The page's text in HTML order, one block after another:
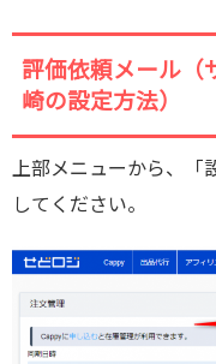
評価依頼メール（
崎の設定方法）
上部メニューから、
してください。